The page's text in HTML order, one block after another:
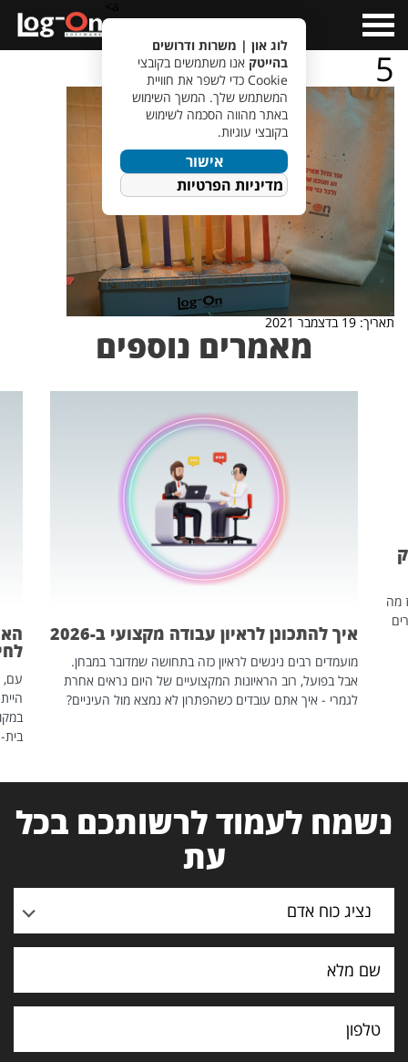
Menu
5
תאריך: 19 בדצמבר 2021
מאמרים נוספים
מה
איך להתכונן לראיון עבודה מקצועי ב-2026
מועמדים רבים ניגשים לראיון כזה בתחושה שמדובר במבחן.
אבל בפועל, רוב הראיונות המקצועיים של היום נראים אחרת
לגמרי - איך אתם עובדים כשהפתרון לא נמצא מול העיניים?
עם,
נשמח לעמוד לרשותכם בכל
עת
נציג כוח אדם
לוג און | משרות ודרושים
בהייטק אנו משתמשים בקובצי
Cookie כדי לשפר את חוויית
המשתמש שלך. המשך השימוש
באתר מהווה הסכמה לשימוש
בקובצי עוגיות.
אישור
מדיניות הפרטיות